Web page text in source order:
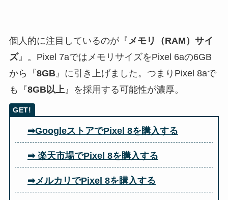
個人的に注目しているのが『メモリ（RAM）サイ
ズ』。Pixel 7aではメモリサイズをPixel 6aの6GB
から『8GB』に引き上げました。つまりPixel 8aで
も『8GB以上』を採用する可能性が濃厚。
➡GoogleストアでPixel 8を購入する
➡ 楽天市場でPixel 8を購入する
➡メルカリでPixel 8を購入する